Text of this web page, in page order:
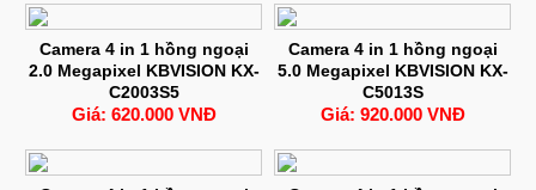
Camera 4 in 1 hồng ngoại
2.0 Megapixel KBVISION KX-
C2003S5
Giá: 620.000 VNĐ
Camera 4 in 1 hồng ngoại
5.0 Megapixel KBVISION KX-
C5013S
Giá: 920.000 VNĐ